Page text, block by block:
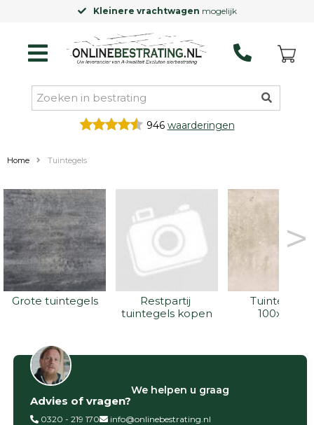
Kleinere vrachtwagen mogelijk
946 waarderingen
Home Tuintegels
Grote tuintegels
Restpartij
tuintegels kopen
Tuintegels
100x100
>
Filter op
Categorieën
Advies of vragen?
We helpen u graag
0320 - 219 170 info@onlinebestrating.nl